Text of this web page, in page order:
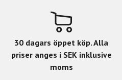
30 dagars öppet köp. Alla
priser anges i SEK inklusive
moms